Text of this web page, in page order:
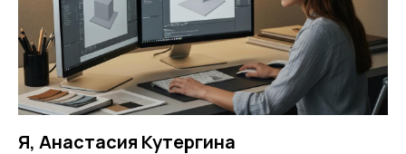
Я, Анастасия Кутергина